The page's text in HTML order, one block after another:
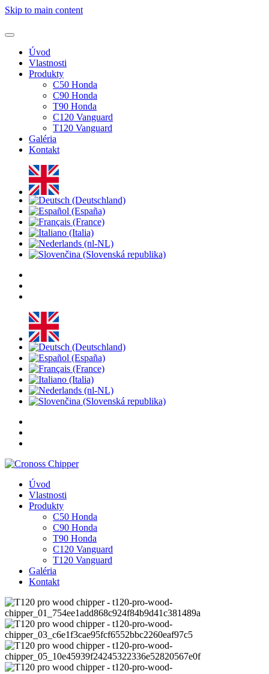
Skip to main content
Úvod
Vlastnosti
Produkty
C50 Honda
C90 Honda
T90 Honda
C120 Vanguard
T120 Vanguard
Galéria
Kontakt
Úvod
Vlastnosti
Produkty
C50 Honda
C90 Honda
T90 Honda
C120 Vanguard
T120 Vanguard
Galéria
Kontakt